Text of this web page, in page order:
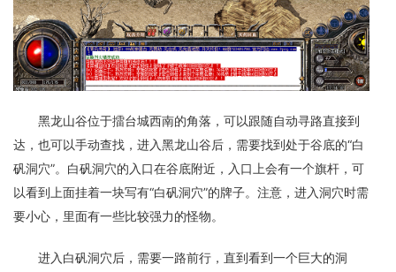
黑龙山谷位于擂台城西南的角落，可以跟随自动寻路直接到
达，也可以手动查找，进入黑龙山谷后，需要找到处于谷底的“白
矾洞穴”。白矾洞穴的入口在谷底附近，入口上会有一个旗杆，可
以看到上面挂着一块写有“白矾洞穴”的牌子。注意，进入洞穴时需
要小心，里面有一些比较强力的怪物。
进入白矾洞穴后，需要一路前行，直到看到一个巨大的洞